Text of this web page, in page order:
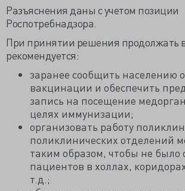
Разъяснения даны с учетом позиции
Роспотребнадзора.
При принятии решения продолжать
рекомендуется:
заранее сообщить населению
вакцинации и обеспечить
запись на посещение
целях иммунизации;
организовать работу
поликлинических отделений
таким образом, чтобы не было
пациентов в холлах,
т.д.;